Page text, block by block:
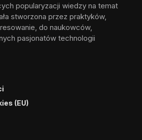
popularyzacji wiedzy na temat
stworzona przez praktyków,
do naukowców,
pasjonatów technologii
(EU)